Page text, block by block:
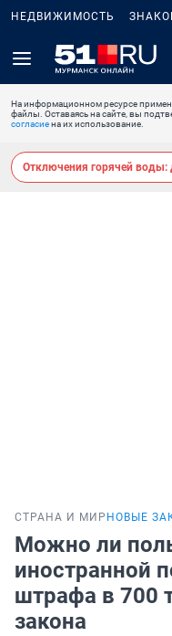
НЕДВИЖИМОСТЬ
На информационном ресурсе
файлы. Оставаясь на сайте, вы
согласиена их использование.
Отключения горячей воды:
СТРАНА И МИР НОВЫЕ
Можно ли
иностранной
штрафа в 700
закона